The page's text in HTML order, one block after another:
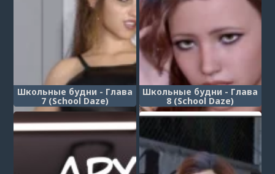
Школьные будни - Глава
7 (School Daze)
Школьные будни - Глава
8 (School Daze)